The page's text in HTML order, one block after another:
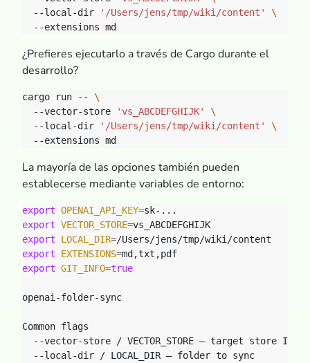
  --local-dir
'/Users/jens/tmp/wiki/content'
¿Prefieres ejecutarlo a través de Cargo durante el
desarrollo?
cargo run --
  --vector-store
'vs_ABCDEFGHIJK'
  --local-dir
'/Users/jens/tmp/wiki/content'
La mayoría de las opciones también pueden
establecerse mediante variables de entorno:
export OPENAI_API_KEY=
export VECTOR_STORE=
export
LOCAL_DIR=
export
EXTENSIONS=
export GIT_INFO=true